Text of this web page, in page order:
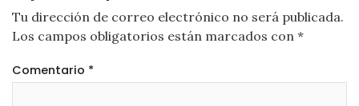
Tu dirección de correo electrónico no será publicada.
Los campos obligatorios están marcados con *
Comentario *